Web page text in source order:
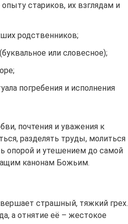
стариков, их взглядам и
родственников;
или словесное);
погребения и исполнения
почтения и уважения к
разделять труды, молиться
опорой и утешением до самой
канонам Божьим.
страшный, тяжкий грех.
а отнятие её – жестокое